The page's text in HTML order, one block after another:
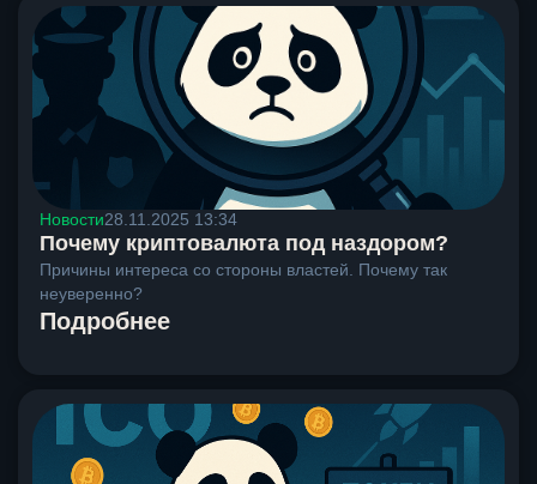
Новости28.11.2025 13:34
Почему криптовалюта под наздором?
Причины интереса со стороны властей. Почему так
неуверенно?
Подробнее